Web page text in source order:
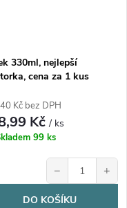
330ml, nejlepší
cena za 1 kus
Kč bez DPH
Kč/ ks
99 ks
− +
DO KOŠÍKU